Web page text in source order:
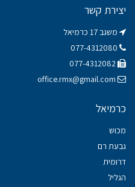
יצירת קשר
משגב 17 כרמיאל
office.rmx@gmail.com
כרמיאל
מכוש
גבעת רם
דרומית
הגליל